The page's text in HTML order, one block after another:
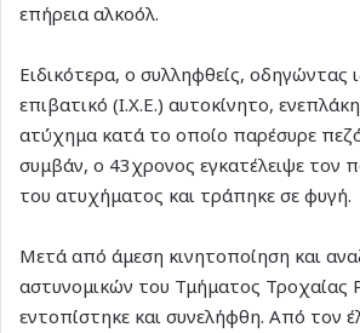
επήρεια αλκοόλ.
Ειδικότερα, ο συλληφθείς, οδηγώντας
επιβατικό (Ι.Χ.Ε.) αυτοκίνητο,
ατύχημα κατά το οποίο παρέσυρε
συμβάν, ο 43χρονος εγκατέλειψε τον
του ατυχήματος και τράπηκε σε φυγή.
Μετά από άμεση κινητοποίηση και
αστυνομικών του Τμήματος Τροχαίας
εντοπίστηκε και συνελήφθη. Από τον